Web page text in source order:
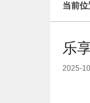
当前位
乐
2025-